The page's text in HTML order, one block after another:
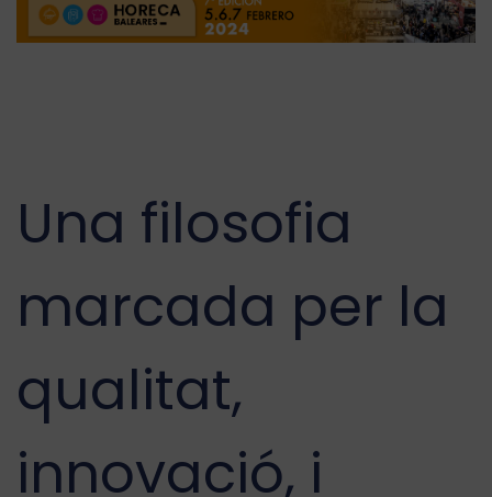
Una filosofia
marcada per la
qualitat,
innovació, i